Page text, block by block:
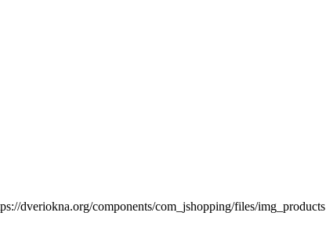
dveriokna.org/components/com_jshopping/files/img_products